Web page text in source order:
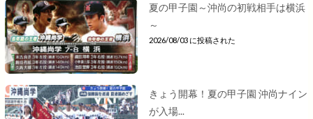
夏の甲子園～沖尚の初戦相手は横浜
～
2026/08/03 に投稿された
きょう開幕！夏の甲子園 沖尚ナイン
が入場...